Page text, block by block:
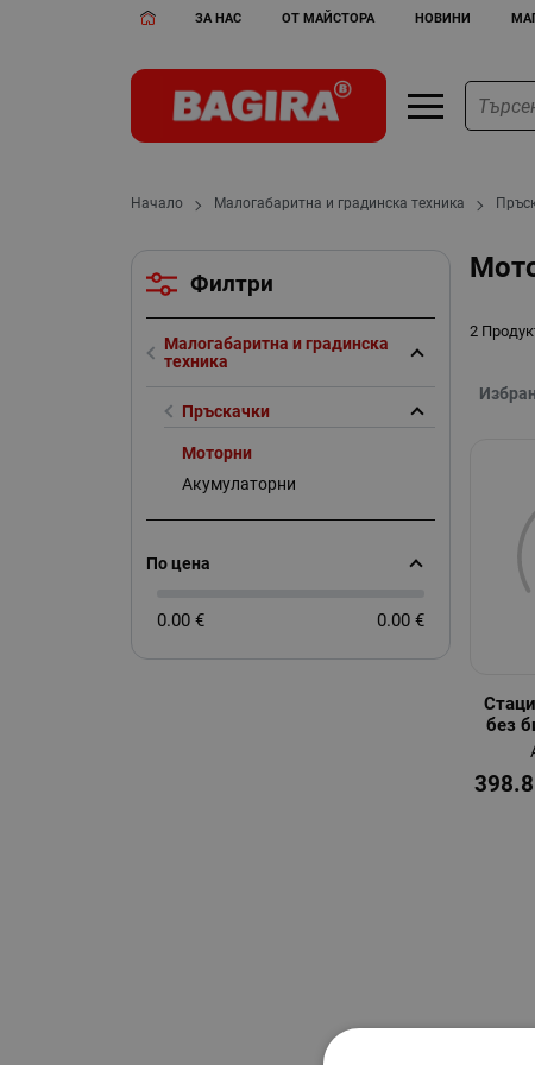
ЗА НАС ОТ МАЙСТОРА НОВИНИ
Начало Малогабаритна и градинска техника
2
без
Филтри
Малогабаритна и градинска
техника
Пръскачки
Моторни
Акумулаторни
По цена
0.00 € 0.00 €